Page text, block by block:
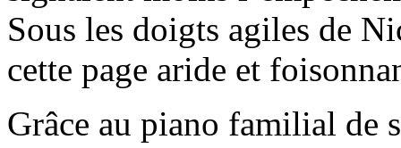
Sous les doigts agiles de
cette page aride et
Grâce au piano familial de